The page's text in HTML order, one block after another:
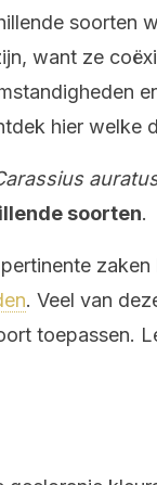
soorten
want ze
hier welke
soorten.
. Veel van
toepassen.